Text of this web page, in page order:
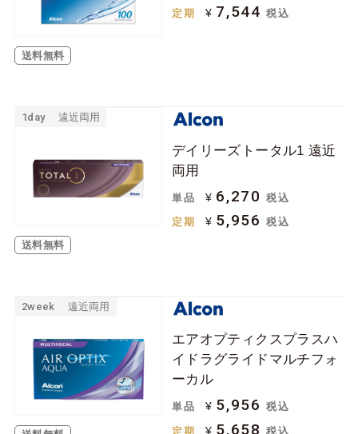
送料無料
定期 ¥ 7,544 税込
1day 遠近両用
送料無料
デイリーズトータル1 遠近
両用
単品 ¥ 6,270 税込
定期 ¥ 5,956 税込
2week 遠近両用
エアオプティクスプラスハ
イドラグライドマルチフォ
ーカル
単品 ¥ 5,956 税込
定期 ¥ 5,658 税込